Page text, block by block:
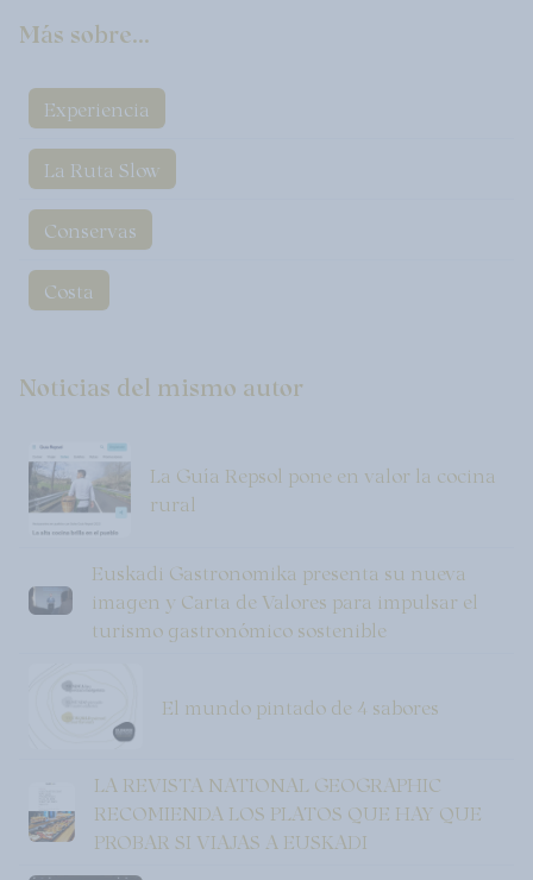
Más sobre...
Experiencia
La Ruta Slow
Conservas
Costa
Noticias del mismo autor
La Guía Repsol pone en valor la cocina
rural
Euskadi Gastronomika presenta su nueva
imagen y Carta de Valores para impulsar el
turismo gastronómico sostenible
El mundo pintado de 4 sabores
LA REVISTA NATIONAL GEOGRAPHIC
RECOMIENDA LOS PLATOS QUE HAY QUE
PROBAR SI VIAJAS A EUSKADI